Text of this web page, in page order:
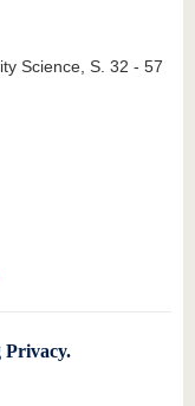
Science, S. 32 - 57
Privacy.